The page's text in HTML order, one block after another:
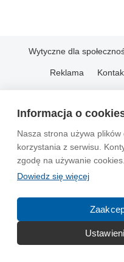
Informacja o
Nasza strona używa
korzystania z serwisu.
zgodę na używanie cookies.
Dowiedz się więcej
Wytyczne dla
Reklama